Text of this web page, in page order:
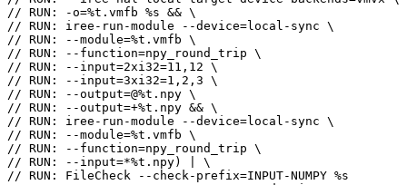
// RUN: -o=%t.vmfb %s && \
// RUN: iree-run-module --device=local-sync \
// RUN: --module=%t.vmfb \
// RUN: --function=npy_round_trip \
// RUN: --input=2xi32=11,12 \
// RUN: --input=3xi32=1,2,3 \
// RUN: --output=@%t.npy \
// RUN: --output=+%t.npy && \
// RUN: iree-run-module --device=local-sync \
// RUN: --module=%t.vmfb \
// RUN: --function=npy_round_trip \
// RUN: --input=*%t.npy) | \
// RUN: FileCheck --check-prefix=INPUT-NUMPY %s